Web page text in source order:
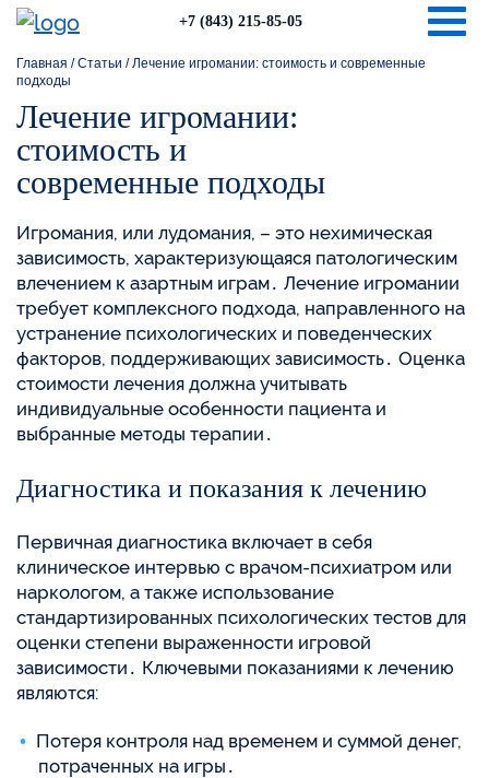
+7 (843) 215-85-05
Главная /Статьи / Лечение игромании: стоимость и современные
подходы
Лечение игромании:
стоимость и
современные подходы
Игромания, или лудомания, – это нехимическая
зависимость, характеризующаяся патологическим
влечением к азартным играм․ Лечение игромании
требует комплексного подхода, направленного на
устранение психологических и поведенческих
факторов, поддерживающих зависимость․ Оценка
стоимости лечения должна учитывать
индивидуальные особенности пациента и
выбранные методы терапии․
Диагностика и показания к лечению
Первичная диагностика включает в себя
клиническое интервью с врачом-психиатром или
наркологом, а также использование
стандартизированных психологических тестов для
оценки степени выраженности игровой
зависимости․ Ключевыми показаниями к лечению
являются:
Потеря контроля над временем и суммой денег,
потраченных на игры․